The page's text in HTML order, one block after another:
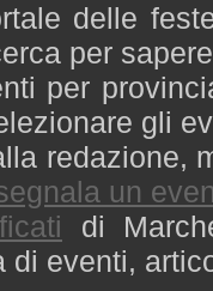
delle
per
per
gli
redazione,
un
di
di eventi,